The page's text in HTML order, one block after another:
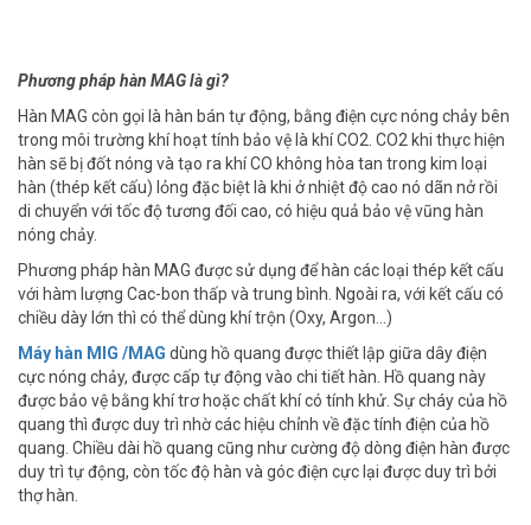
Phương pháp hàn MAG là gì?
Hàn MAG còn gọi là hàn bán tự động, bằng điện cực nóng chảy bên
trong môi trường khí hoạt tính bảo vệ là khí CO2. CO2 khi thực hiện
hàn sẽ bị đốt nóng và tạo ra khí CO không hòa tan trong kim loại
hàn (thép kết cấu) lỏng đặc biệt là khi ở nhiệt độ cao nó dãn nở rồi
di chuyển với tốc độ tương đối cao, có hiệu quả bảo vệ vũng hàn
nóng chảy.
Phương pháp hàn MAG được sử dụng để hàn các loại thép kết cấu
với hàm lượng Cac-bon thấp và trung bình. Ngoài ra, với kết cấu có
chiều dày lớn thì có thể dùng khí trộn (Oxy, Argon...)
Máy hàn MIG /MAG dùng hồ quang được thiết lập giữa dây điện
cực nóng chảy, được cấp tự động vào chi tiết hàn. Hồ quang này
được bảo vệ bằng khí trơ hoặc chất khí có tính khử. Sự cháy của hồ
quang thì được duy trì nhờ các hiệu chỉnh về đặc tính điện của hồ
quang. Chiều dài hồ quang cũng như cường độ dòng điện hàn được
duy trì tự động, còn tốc độ hàn và góc điện cực lại được duy trì bởi
thợ hàn.